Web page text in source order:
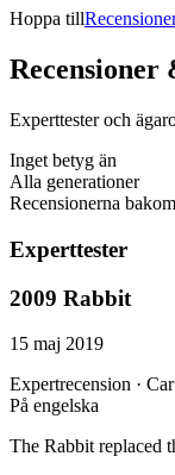
Hoppa till
Recensioner
Experttester och
Inget betyg än
Alla generationer
Recensionerna
Experttester
2009 Rabbit
15 maj 2019
Expertrecension ·
På engelska
The Rabbit replaced